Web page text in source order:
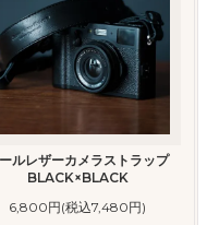
ルレザーカメラストラップ
BLACK×BLACK
6,800円(税込7,480円)